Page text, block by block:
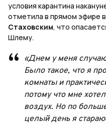
условия карантина
отметила в прямом эфире
Стаховским, что
Шлему.
«Днем у меня
Было такое, что я
комнаты и
потому что мне
воздух. Но по
целый день я